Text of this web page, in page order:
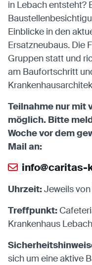
in Lebach entsteht?
Einblicke in den
Ersatzneubaus. Die
Gruppen statt und
am Baufortschritt
Teilnahme nur mit
möglich. Bitte
Woche vor dem
Mail an:
info@caritas-
Uhrzeit:Jeweils
Treffpunkt:
Krankenhaus Lebach
sich um eine aktive
Statistiken
Statistiken-
anonym. Diese
verstehen, wie
nutzen.